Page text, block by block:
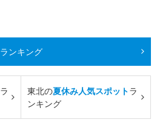
ランキング
ラ
東北の夏休み人気スポットラ
ンキング